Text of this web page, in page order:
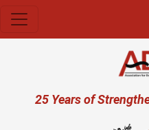
User account
25 Years of